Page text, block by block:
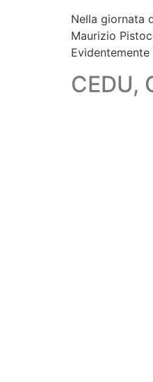
Nella giornata
Maurizio
CEDU,